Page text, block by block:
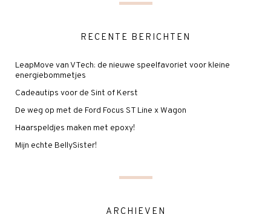
RECENTE BERICHTEN
LeapMove van VTech: de nieuwe speelfavoriet voor kleine
energiebommetjes
Cadeautips voor de Sint of Kerst
De weg op met de Ford Focus ST Line x Wagon
Haarspeldjes maken met epoxy!
Mijn echte BellySister!